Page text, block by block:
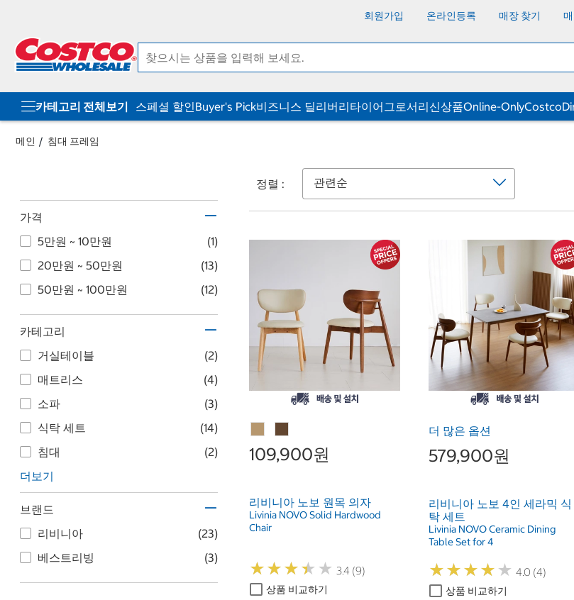
회원가입 온라인등록 매장 찾기
카테고리 전체보기 스페셜 할인Buyer's Pick비즈니스 딜리버리타이어그로서리신상품Online-Only
메인 침대 프레임
가격
5만원 ~ 10만원
(1)
20만원 ~ 50만원
(13)
50만원 ~ 100만원
(12)
카테고리
거실테이블
(2)
매트리스
(4)
소파
(3)
식탁 세트
(14)
침대
(2)
더보기
브랜드
리비니아
(23)
베스트리빙
(3)
정렬 :
109,900원
리비니아 노보 원목 의자
Livinia NOVO Solid Hardwood
Chair
★★★★ ★
★★★★ ★ 3.4 (9)
상품 비교하기
더 많은 옵션
579,900원
리비니아 노보 4인 세라믹 식
탁 세트
Livinia NOVO Ceramic Dining
Table Set for 4
★★★★ ★
★★★★ ★ 4.0 (4)
상품 비교하기